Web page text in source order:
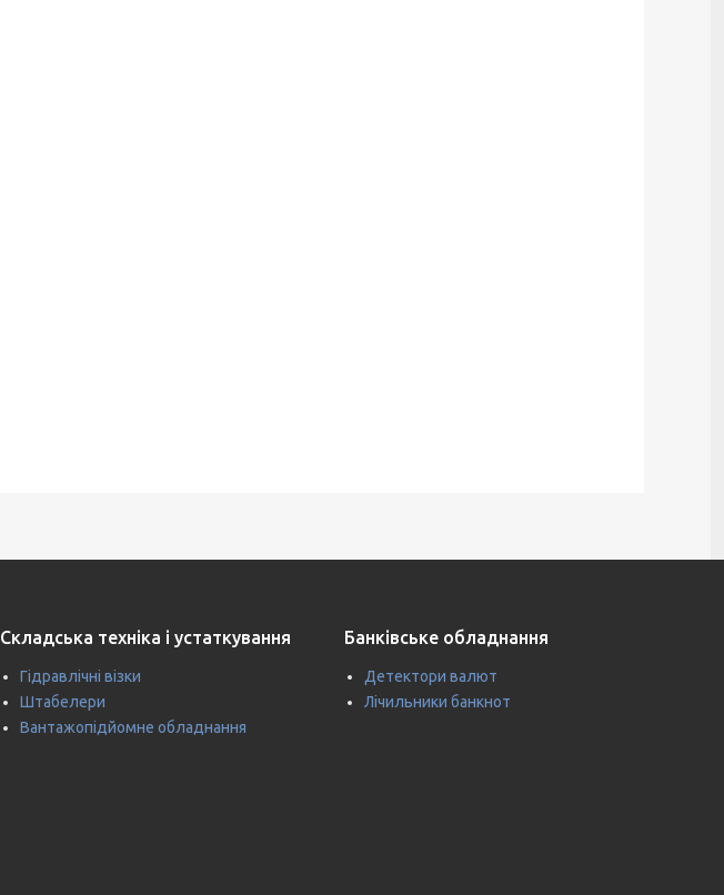
Складська техніка і устаткування
Гідравлічні візки
Штабелери
Вантажопідйомне обладнання
Банківське обладнання
Детектори валют
Лічильники банкнот